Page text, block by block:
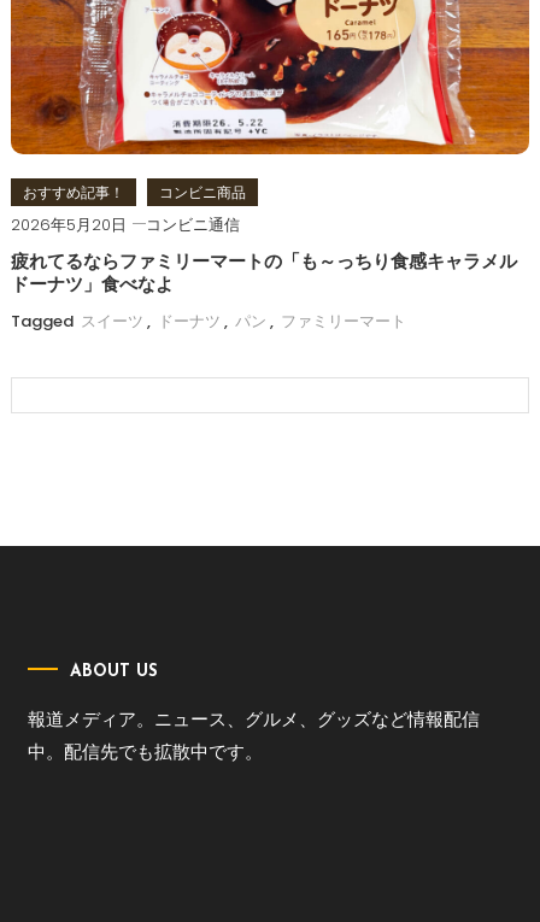
おすすめ記事！ コンビニ商品
2026年5月20日 コンビニ通信
疲れてるならファミリーマートの「も～っちり食感キャラメル
ドーナツ」食べなよ
Tagged スイーツ , ドーナツ , パン , ファミリーマート
ABOUT US
報道メディア。ニュース、グルメ、グッズなど情報配信
中。配信先でも拡散中です。